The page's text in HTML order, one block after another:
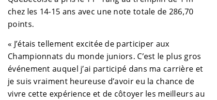
chez les 14-15 ans avec une note totale de 286,70
points.
« J’étais tellement excitée de participer aux
Championnats du monde juniors. C’est le plus gros
événement auquel j’ai participé dans ma carrière et
je suis vraiment heureuse d’avoir eu la chance de
vivre cette expérience et de côtoyer les meilleurs au